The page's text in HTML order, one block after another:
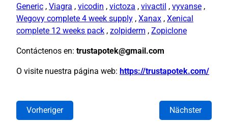
Generic , Viagra , vicodin , victoza , vivactil , vyvanse ,
Wegovy complete 4 week supply , Xanax , Xenical
complete 12 weeks pack , zolpiderm , Zopiclone
Contáctenos en: trustapotek@gmail.com
O visite nuestra página web: https://trustapotek.com/
Vorheriger Nächster